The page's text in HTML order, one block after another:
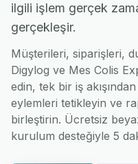
ilgili işlem gerçek
gerçekleşir.
Müşterileri, siparişleri,
Digylog ve Mes Colis
edin, tek bir iş
eylemleri tetikleyin ve
birleştirin. Ücretsiz
kurulum desteğiyle 5